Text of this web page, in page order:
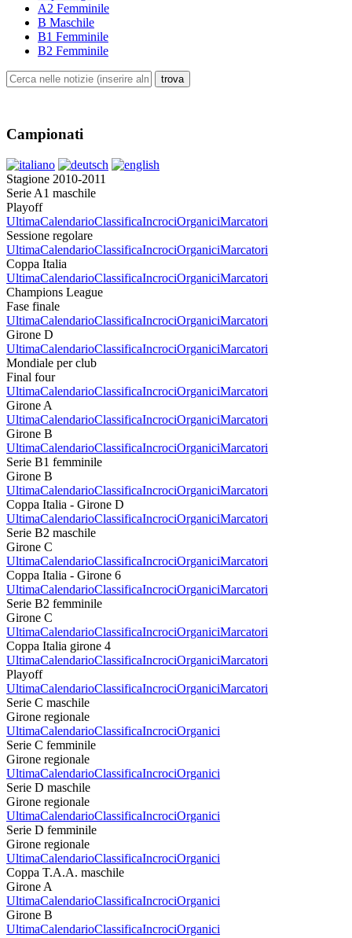
A2 Femminile
B Maschile
B1 Femminile
B2 Femminile
Campionati
Stagione 2010-2011
Serie A1 maschile
Playoff
UltimaCalendarioClassificaIncrociOrganiciMarcatori
Sessione regolare
UltimaCalendarioClassificaIncrociOrganiciMarcatori
Coppa Italia
UltimaCalendarioClassificaIncrociOrganiciMarcatori
Champions League
Fase finale
UltimaCalendarioClassificaIncrociOrganiciMarcatori
Girone D
UltimaCalendarioClassificaIncrociOrganiciMarcatori
Mondiale per club
Final four
UltimaCalendarioClassificaIncrociOrganiciMarcatori
Girone A
UltimaCalendarioClassificaIncrociOrganiciMarcatori
Girone B
UltimaCalendarioClassificaIncrociOrganiciMarcatori
Serie B1 femminile
Girone B
UltimaCalendarioClassificaIncrociOrganiciMarcatori
Coppa Italia - Girone D
UltimaCalendarioClassificaIncrociOrganiciMarcatori
Serie B2 maschile
Girone C
UltimaCalendarioClassificaIncrociOrganiciMarcatori
Coppa Italia - Girone 6
UltimaCalendarioClassificaIncrociOrganiciMarcatori
Serie B2 femminile
Girone C
UltimaCalendarioClassificaIncrociOrganiciMarcatori
Coppa Italia girone 4
UltimaCalendarioClassificaIncrociOrganiciMarcatori
Playoff
UltimaCalendarioClassificaIncrociOrganiciMarcatori
Serie C maschile
Girone regionale
UltimaCalendarioClassificaIncrociOrganici
Serie C femminile
Girone regionale
UltimaCalendarioClassificaIncrociOrganici
Serie D maschile
Girone regionale
UltimaCalendarioClassificaIncrociOrganici
Serie D femminile
Girone regionale
UltimaCalendarioClassificaIncrociOrganici
Coppa T.A.A. maschile
Girone A
UltimaCalendarioClassificaIncrociOrganici
Girone B
UltimaCalendarioClassificaIncrociOrganici